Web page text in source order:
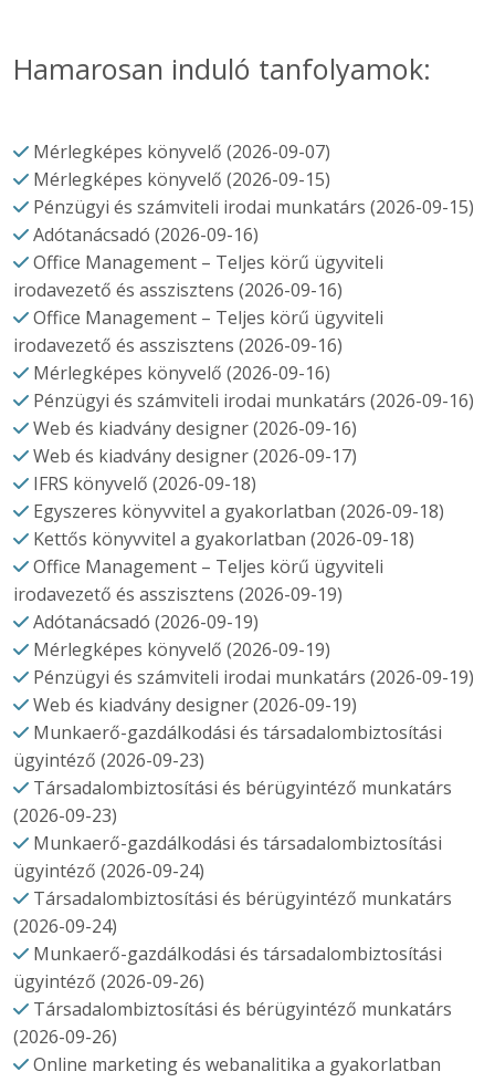
Hamarosan induló tanfolyamok:
Mérlegképes könyvelő (2026-09-07)
Mérlegképes könyvelő (2026-09-15)
Pénzügyi és számviteli irodai munkatárs (2026-09-15)
Adótanácsadó (2026-09-16)
Office Management – Teljes körű ügyviteli
irodavezető és asszisztens (2026-09-16)
Office Management – Teljes körű ügyviteli
irodavezető és asszisztens (2026-09-16)
Mérlegképes könyvelő (2026-09-16)
Pénzügyi és számviteli irodai munkatárs (2026-09-16)
Web és kiadvány designer (2026-09-16)
Web és kiadvány designer (2026-09-17)
IFRS könyvelő (2026-09-18)
Egyszeres könyvvitel a gyakorlatban (2026-09-18)
Kettős könyvvitel a gyakorlatban (2026-09-18)
Office Management – Teljes körű ügyviteli
irodavezető és asszisztens (2026-09-19)
Adótanácsadó (2026-09-19)
Mérlegképes könyvelő (2026-09-19)
Pénzügyi és számviteli irodai munkatárs (2026-09-19)
Web és kiadvány designer (2026-09-19)
Munkaerő-gazdálkodási és társadalombiztosítási
ügyintéző (2026-09-23)
Társadalombiztosítási és bérügyintéző munkatárs
(2026-09-23)
Munkaerő-gazdálkodási és társadalombiztosítási
ügyintéző (2026-09-24)
Társadalombiztosítási és bérügyintéző munkatárs
(2026-09-24)
Munkaerő-gazdálkodási és társadalombiztosítási
ügyintéző (2026-09-26)
Társadalombiztosítási és bérügyintéző munkatárs
(2026-09-26)
Online marketing és webanalitika a gyakorlatban